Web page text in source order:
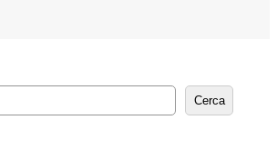
Cerca